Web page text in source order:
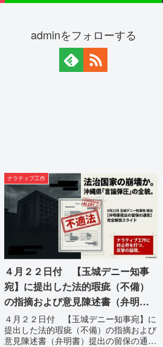
adminをフォローする
ナラティブ工作
４月２２日付 【玉城デニー知事
宛】に提出した法的瑕疵（不備）
の指摘および意見陳述書（弁明
書）提出の留保の通告
４月２２日付 【玉城デニー知事宛】に
提出した法的瑕疵（不備）の指摘および
意見陳述書（弁明書）提出の留保の通告